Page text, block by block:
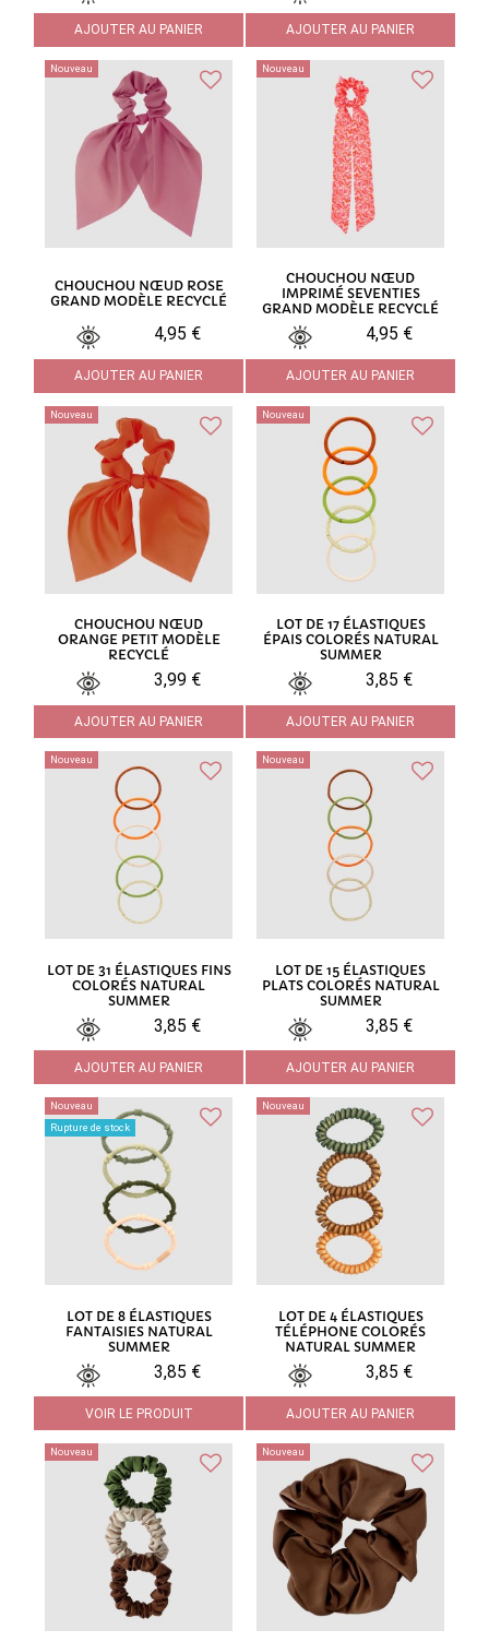
AJOUTER AU PANIER AJOUTER AU PANIER
Nouveau
CHOUCHOU NŒUD ROSE
GRAND MODÈLE RECYCLÉ
4,95 €
AJOUTER AU PANIER
Nouveau
CHOUCHOU NŒUD
IMPRIMÉ SEVENTIES
GRAND MODÈLE RECYCLÉ
4,95 €
AJOUTER AU PANIER
Nouveau
CHOUCHOU NŒUD
ORANGE PETIT MODÈLE
RECYCLÉ
3,99 €
AJOUTER AU PANIER
Nouveau
LOT DE 17 ÉLASTIQUES
ÉPAIS COLORÉS NATURAL
SUMMER
3,85 €
AJOUTER AU PANIER
Nouveau
LOT DE 31 ÉLASTIQUES FINS
COLORÉS NATURAL
SUMMER
3,85 €
AJOUTER AU PANIER
Nouveau
LOT DE 15 ÉLASTIQUES
PLATS COLORÉS NATURAL
SUMMER
3,85 €
AJOUTER AU PANIER
Nouveau
Rupture de stock
LOT DE 8 ÉLASTIQUES
FANTAISIES NATURAL
SUMMER
3,85 €
VOIR LE PRODUIT
Nouveau
LOT DE 4 ÉLASTIQUES
TÉLÉPHONE COLORÉS
NATURAL SUMMER
3,85 €
AJOUTER AU PANIER
Nouveau Nouveau